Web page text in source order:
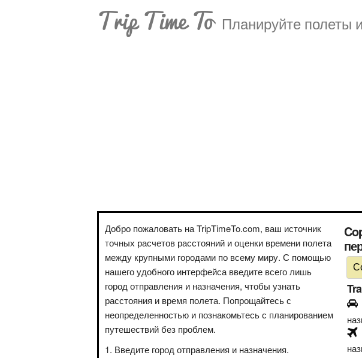
Trip Time To Планируйте полеты
Добро пожаловать на TripTimeTo.com, ваш источник
точных расчетов расстояний и оценки времени полета
между крупными городами по всему миру. С помощью
нашего удобного интерфейса введите всего лишь
город отправления и назначения, чтобы узнать
расстояния и время полета. Попрощайтесь с
неопределенностью и познакомьтесь с планированием
путешествий без проблем.
Введите город отправления и назначения.